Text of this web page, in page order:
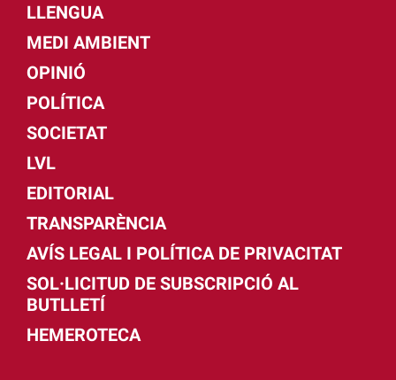
LLENGUA
MEDI AMBIENT
OPINIÓ
POLÍTICA
SOCIETAT
LVL
EDITORIAL
TRANSPARÈNCIA
AVÍS LEGAL I POLÍTICA DE PRIVACITAT
SOL·LICITUD DE SUBSCRIPCIÓ AL
BUTLLETÍ
HEMEROTECA